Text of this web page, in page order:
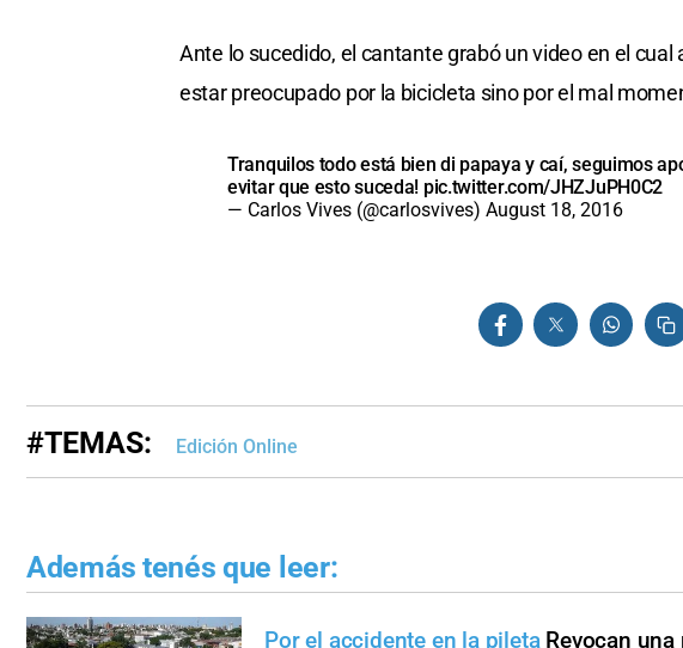
Ante lo sucedido, el cantante grabó un video en el
estar preocupado por la bicicleta sino por el mal
Tranquilos todo está bien di papaya y caí, seguimos
evitar que esto suceda! pic.twitter.com/JHZJuPH0C2
— Carlos Vives (@carlosvives) August 18, 2016
#TEMAS: Edición Online
Además tenés que leer:
Por el accidente en la pileta Revocan